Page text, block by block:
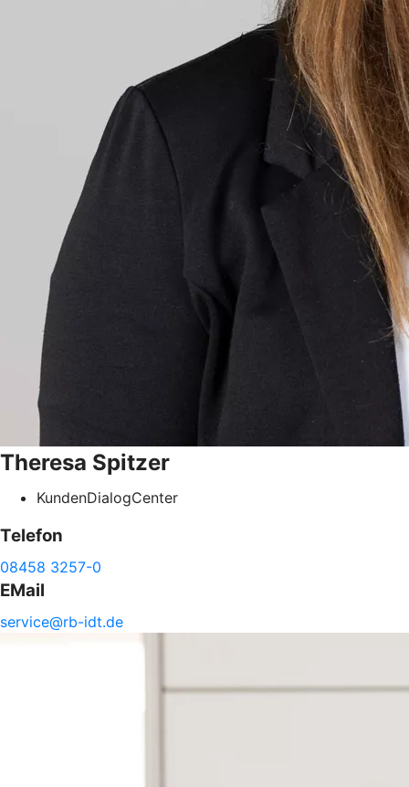
Theresa Spitzer
KundenDialogCenter
Telefon
08458 3257-0
EMail
service@rb-idt.de